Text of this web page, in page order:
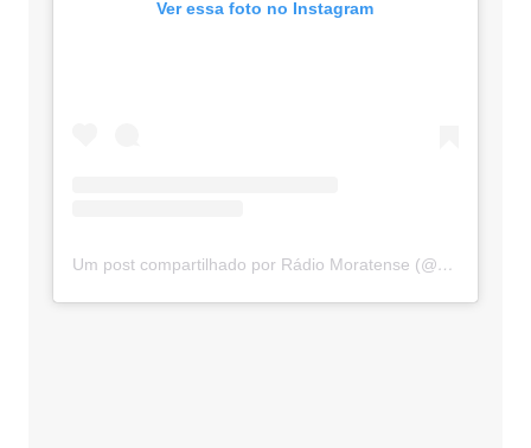
Ver essa foto no Instagram
Um post compartilhado por Rádio Moratense (@radio_moratense)